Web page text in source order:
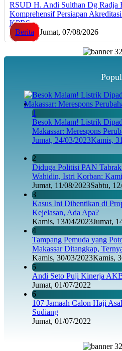
RSUD H. Andi Sulthan Dg Radja
Komprehensif Persiapan
KPRS
Berita
Jumat, 07/08/2026
1
Besok Malam! Listrik
Makassar: Merespons
Jumat, 24/03/2023Kamis,
2
Diduga Politisi PAN
Wahidin, Istri Korban:
Jumat, 11/08/2023Sabtu,
3
Kasus Ini Dihentikan di
Kejelasan, Ada Apa?
Kamis, 13/04/2023Jumat,
4
Tampang Pemuda yang
Makassar Ditangkap,
Kamis, 30/03/2023Kamis,
5
Andi Seto Puji Kinerja
Jumat, 01/07/2022
6
107 Jamaah Calon Haji
Sudiang
Jumat, 01/07/2022